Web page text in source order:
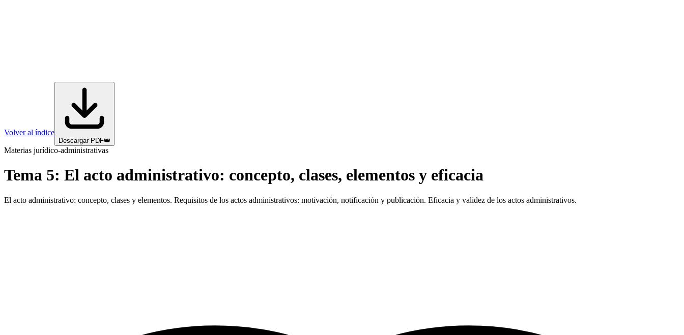
Volver al índice
Descargar PDF👑
Materias jurídico-administrativas
Tema 5: El acto administrativo: concepto, clases, elementos y eficacia
El acto administrativo: concepto, clases y elementos. Requisitos de los actos administrativos: motivación, notificación y publicación. Eficacia y validez de los actos administrativos.